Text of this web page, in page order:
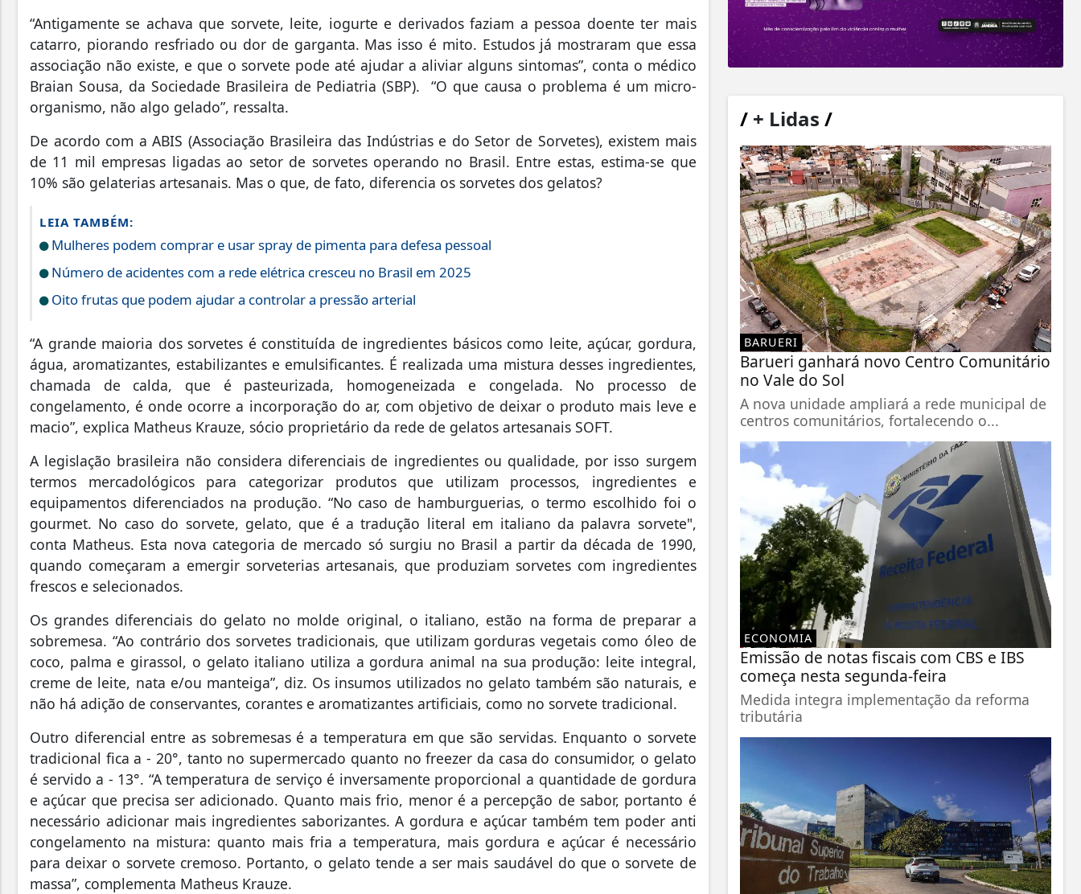
“Antigamente se achava que sorvete, leite, iogurte e derivados faziam a pessoa doente ter mais
catarro, piorando resfriado ou dor de garganta. Mas isso é mito. Estudos já mostraram que essa
associação não existe, e que o sorvete pode até ajudar a aliviar alguns sintomas”, conta o médico
Braian Sousa, da Sociedade Brasileira de Pediatria (SBP).“O que causa o problema é um micro-
organismo, não algo gelado”, ressalta.
De acordo com a ABIS (Associação Brasileira das Indústrias e do Setor de Sorvetes), existem mais
de 11 mil empresas ligadas ao setor de sorvetes operando no Brasil. Entre estas, estima-se que
10% são gelaterias artesanais. Mas o que, de fato, diferencia os sorvetes dos gelatos?
LEIA TAMBÉM:
Mulheres podem comprar e usar spray de pimenta para defesa pessoal
Número de acidentes com a rede elétrica cresceu no Brasil em 2025
Oito frutas que podem ajudar a controlar a pressão arterial
“A grande maioria dos sorvetes é constituída de ingredientes básicos como leite, açúcar, gordura,
água, aromatizantes, estabilizantes e emulsificantes. É realizada uma mistura desses ingredientes,
chamada de calda, que é pasteurizada, homogeneizada e congelada. No processo de
congelamento, é onde ocorre a incorporação do ar, com objetivo de deixar o produto mais leve e
macio”, explica Matheus Krauze, sócio proprietário da rede de gelatos artesanais SOFT.
A legislação brasileira não considera diferenciais de ingredientes ou qualidade, por isso surgem
termos mercadológicos para categorizar produtos que utilizam processos, ingredientes e
equipamentos diferenciados na produção. “No caso de hamburguerias, o termo escolhido foi o
gourmet. No caso do sorvete, gelato, que é a tradução literal em italiano da palavra sorvete",
conta Matheus. Esta nova categoria de mercado só surgiu no Brasil a partir da década de 1990,
quando começaram a emergir sorveterias artesanais, que produziam sorvetes com ingredientes
frescos e selecionados.
Os grandes diferenciais do gelato no molde original, o italiano, estão na forma de preparar a
sobremesa. “Ao contrário dos sorvetes tradicionais, que utilizam gorduras vegetais como óleo de
coco, palma e girassol, o gelato italiano utiliza a gordura animal na sua produção: leite integral,
creme de leite, nata e/ou manteiga”, diz. Os insumos utilizados no gelato também são naturais, e
não há adição de conservantes, corantes e aromatizantes artificiais, como no sorvete tradicional.
Outro diferencial entre as sobremesas é a temperatura em que são servidas. Enquanto o sorvete
tradicional fica a - 20°, tanto no supermercado quanto no freezer da casa do consumidor, o gelato
é servido a - 13°. “A temperatura de serviço é inversamente proporcional a quantidade de gordura
e açúcar que precisa ser adicionado. Quanto mais frio, menor é a percepção de sabor, portanto é
necessário adicionar mais ingredientes saborizantes. A gordura e açúcar também tem poder anti
congelamento na mistura: quanto mais fria a temperatura, mais gordura e açúcar é necessário
para deixar o sorvete cremoso. Portanto, o gelato tende a ser mais saudável do que o sorvete de
massa”, complementa Matheus Krauze.
/+ Lidas /
BARUERI
Barueri ganhará novo Centro Comunitário
no Vale do Sol
A nova unidade ampliará a rede municipal de
centros comunitários, fortalecendo o...
ECONOMIA
Emissão de notas fiscais com CBS e IBS
começa nesta segunda-feira
Medida integra implementação da reforma
tributária